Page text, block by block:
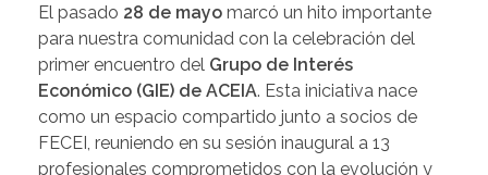
El pasado 28 de mayo marcó un hito importante
para nuestra comunidad con la celebración del
primer encuentro del Grupo de Interés
Económico (GIE) de ACEIA. Esta iniciativa nace
como un espacio compartido junto a socios de
FECEI, reuniendo en su sesión inaugural a 13
profesionales comprometidos con la evolución y